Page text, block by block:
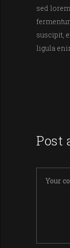
sed
suscipit,
ligula
Post